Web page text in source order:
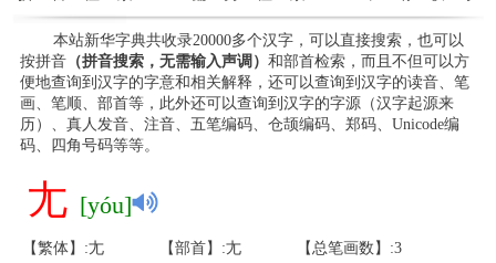
本站新华字典共收录20000多个汉字，可以直接搜索，也可以
按拼音（拼音搜索，无需输入声调） 和部首检索，而且不但可以方
便地查询到汉字的字意和相关解释，还可以查询到汉字的读音、笔
画、笔顺、部首等，此外还可以查询到汉字的字源（汉字起源来
历）、真人发音、注音、五笔编码、仓颉编码、郑码、Unicode编
码、四角号码等等。
尢 [yóu]
【繁体】:尢 【部首】:尢 【总笔画数】:3